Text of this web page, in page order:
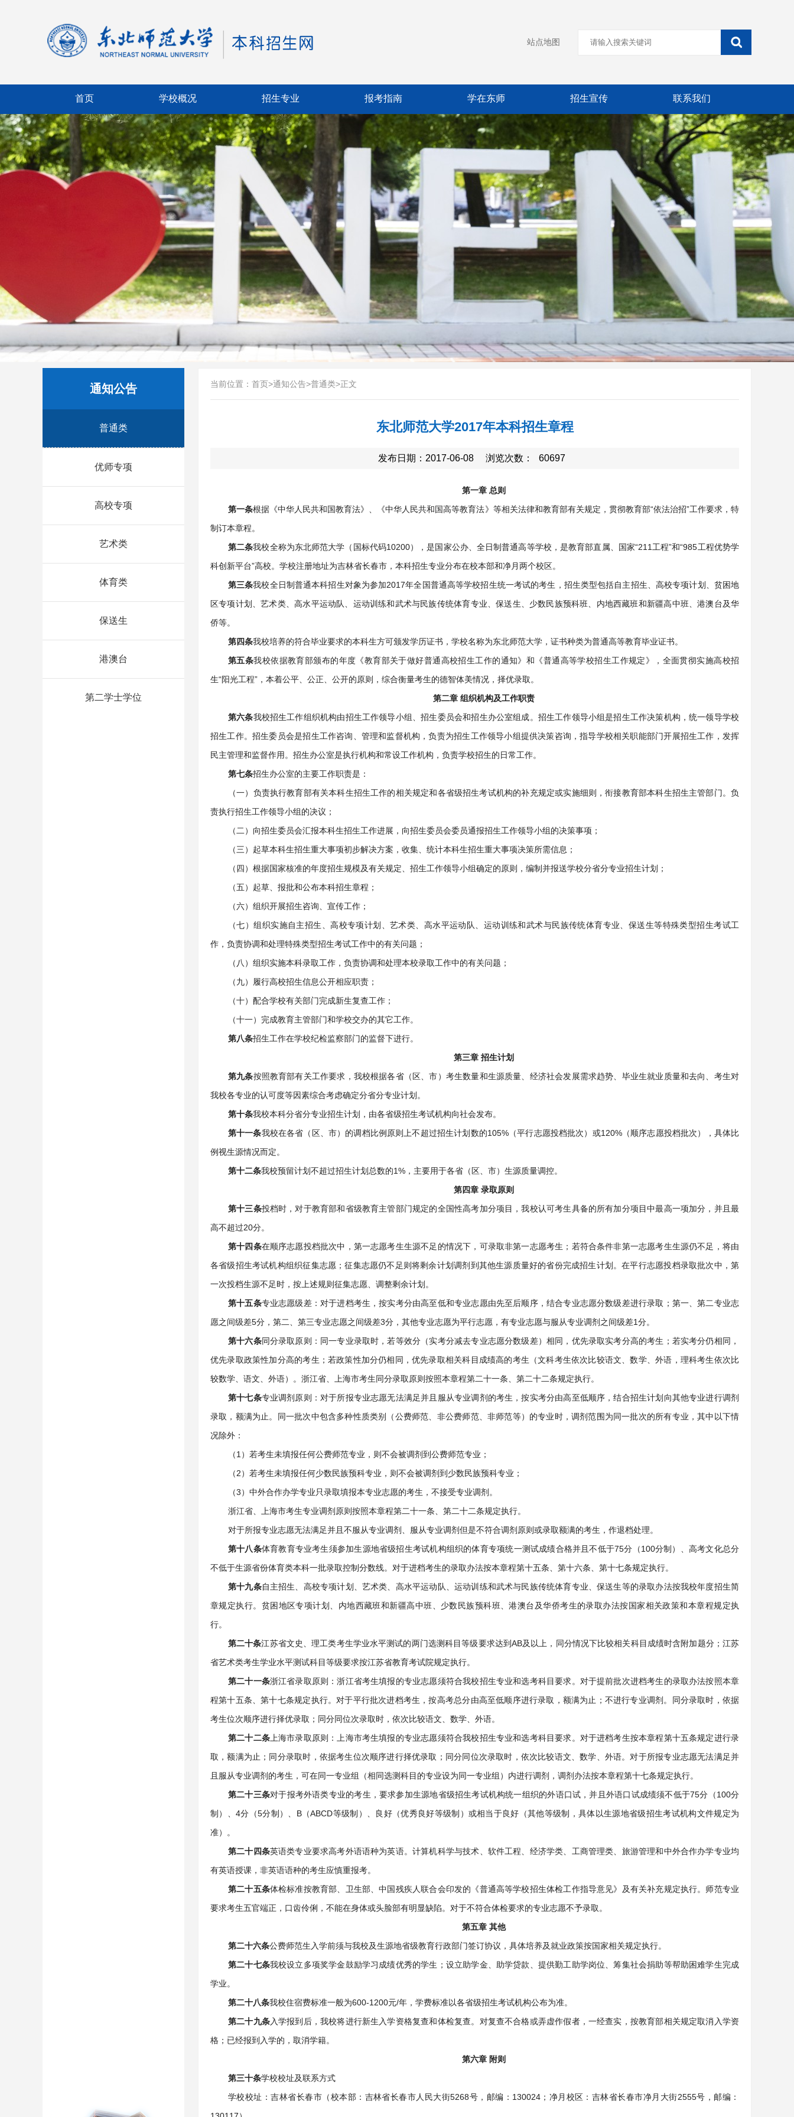
站点地图
首页 学校概况 招生专业 报考指南 学在东师 招生宣传 联系我们
通知公告
普通类
优师专项
高校专项
艺术类
体育类
保送生
港澳台
第二学士学位
当前位置： 首页>通知公告>普通类>正文
东北师范大学2017年本科招生章程
发布日期：2017-06-08 浏览次数： 60697
第一章 总则
第一条根据《中华人民共和国教育法》、《中华人民共和国高等教育法》等相关法律和教育部有关规定，贯彻教育部“依法治招”工作要求，特
制订本章程。
第二条我校全称为东北师范大学（国标代码10200），是国家公办、全日制普通高等学校，是教育部直属、国家“211工程”和“985工程优势学
科创新平台”高校。学校注册地址为吉林省长春市，本科招生专业分布在校本部和净月两个校区。
第三条我校全日制普通本科招生对象为参加2017年全国普通高等学校招生统一考试的考生，招生类型包括自主招生、高校专项计划、贫困地
区专项计划、艺术类、高水平运动队、运动训练和武术与民族传统体育专业、保送生、少数民族预科班、内地西藏班和新疆高中班、港澳台及华
侨等。
第四条我校培养的符合毕业要求的本科生方可颁发学历证书，学校名称为东北师范大学，证书种类为普通高等教育毕业证书。
第五条我校依据教育部颁布的年度《教育部关于做好普通高校招生工作的通知》和《普通高等学校招生工作规定》，全面贯彻实施高校招
生“阳光工程”，本着公平、公正、公开的原则，综合衡量考生的德智体美情况，择优录取。
第二章 组织机构及工作职责
第六条我校招生工作组织机构由招生工作领导小组、招生委员会和招生办公室组成。招生工作领导小组是招生工作决策机构，统一领导学校
招生工作。招生委员会是招生工作咨询、管理和监督机构，负责为招生工作领导小组提供决策咨询，指导学校相关职能部门开展招生工作，发挥
民主管理和监督作用。招生办公室是执行机构和常设工作机构，负责学校招生的日常工作。
第七条招生办公室的主要工作职责是：
（一）负责执行教育部有关本科生招生工作的相关规定和各省级招生考试机构的补充规定或实施细则，衔接教育部本科生招生主管部门。负
责执行招生工作领导小组的决议；
（二）向招生委员会汇报本科生招生工作进展，向招生委员会委员通报招生工作领导小组的决策事项；
（三）起草本科生招生重大事项初步解决方案，收集、统计本科生招生重大事项决策所需信息；
（四）根据国家核准的年度招生规模及有关规定、招生工作领导小组确定的原则，编制并报送学校分省分专业招生计划；
（五）起草、报批和公布本科招生章程；
（六）组织开展招生咨询、宣传工作；
（七）组织实施自主招生、高校专项计划、艺术类、高水平运动队、运动训练和武术与民族传统体育专业、保送生等特殊类型招生考试工
作，负责协调和处理特殊类型招生考试工作中的有关问题；
（八）组织实施本科录取工作，负责协调和处理本校录取工作中的有关问题；
（九）履行高校招生信息公开相应职责；
（十）配合学校有关部门完成新生复查工作；
（十一）完成教育主管部门和学校交办的其它工作。
第八条招生工作在学校纪检监察部门的监督下进行。
第三章 招生计划
第九条按照教育部有关工作要求，我校根据各省（区、市）考生数量和生源质量、经济社会发展需求趋势、毕业生就业质量和去向、考生对
我校各专业的认可度等因素综合考虑确定分省分专业计划。
第十条我校本科分省分专业招生计划，由各省级招生考试机构向社会发布。
第十一条我校在各省（区、市）的调档比例原则上不超过招生计划数的105%（平行志愿投档批次）或120%（顺序志愿投档批次），具体比
例视生源情况而定。
第十二条我校预留计划不超过招生计划总数的1%，主要用于各省（区、市）生源质量调控。
第四章 录取原则
第十三条投档时，对于教育部和省级教育主管部门规定的全国性高考加分项目，我校认可考生具备的所有加分项目中最高一项加分，并且最
高不超过20分。
第十四条在顺序志愿投档批次中，第一志愿考生生源不足的情况下，可录取非第一志愿考生；若符合条件非第一志愿考生生源仍不足，将由
各省级招生考试机构组织征集志愿；征集志愿仍不足则将剩余计划调剂到其他生源质量好的省份完成招生计划。在平行志愿投档录取批次中，第
一次投档生源不足时，按上述规则征集志愿、调整剩余计划。
第十五条专业志愿级差：对于进档考生，按实考分由高至低和专业志愿由先至后顺序，结合专业志愿分数级差进行录取；第一、第二专业志
愿之间级差5分，第二、第三专业志愿之间级差3分，其他专业志愿为平行志愿，有专业志愿与服从专业调剂之间级差1分。
第十六条同分录取原则：同一专业录取时，若等效分（实考分减去专业志愿分数级差）相同，优先录取实考分高的考生；若实考分仍相同，
优先录取政策性加分高的考生；若政策性加分仍相同，优先录取相关科目成绩高的考生（文科考生依次比较语文、数学、外语，理科考生依次比
较数学、语文、外语）。浙江省、上海市考生同分录取原则按照本章程第二十一条、第二十二条规定执行。
第十七条专业调剂原则：对于所报专业志愿无法满足并且服从专业调剂的考生，按实考分由高至低顺序，结合招生计划向其他专业进行调剂
录取，额满为止。同一批次中包含多种性质类别（公费师范、非公费师范、非师范等）的专业时，调剂范围为同一批次的所有专业，其中以下情
况除外：
（1）若考生未填报任何公费师范专业，则不会被调剂到公费师范专业；
（2）若考生未填报任何少数民族预科专业，则不会被调剂到少数民族预科专业；
（3）中外合作办学专业只录取填报本专业志愿的考生，不接受专业调剂。
浙江省、上海市考生专业调剂原则按照本章程第二十一条、第二十二条规定执行。
对于所报专业志愿无法满足并且不服从专业调剂、服从专业调剂但是不符合调剂原则或录取额满的考生，作退档处理。
第十八条体育教育专业考生须参加生源地省级招生考试机构组织的体育专项统一测试成绩合格并且不低于75分（100分制）、高考文化总分
不低于生源省份体育类本科一批录取控制分数线。对于进档考生的录取办法按本章程第十五条、第十六条、第十七条规定执行。
第十九条自主招生、高校专项计划、艺术类、高水平运动队、运动训练和武术与民族传统体育专业、保送生等的录取办法按我校年度招生简
章规定执行。贫困地区专项计划、内地西藏班和新疆高中班、少数民族预科班、港澳台及华侨考生的录取办法按国家相关政策和本章程规定执
行。
第二十条江苏省文史、理工类考生学业水平测试的两门选测科目等级要求达到AB及以上，同分情况下比较相关科目成绩时含附加题分；江苏
省艺术类考生学业水平测试科目等级要求按江苏省教育考试院规定执行。
第二十一条浙江省录取原则：浙江省考生填报的专业志愿须符合我校招生专业和选考科目要求。对于提前批次进档考生的录取办法按照本章
程第十五条、第十七条规定执行。对于平行批次进档考生，按高考总分由高至低顺序进行录取，额满为止；不进行专业调剂。同分录取时，依据
考生位次顺序进行择优录取；同分同位次录取时，依次比较语文、数学、外语。
第二十二条上海市录取原则：上海市考生填报的专业志愿须符合我校招生专业和选考科目要求。对于进档考生按本章程第十五条规定进行录
取，额满为止；同分录取时，依据考生位次顺序进行择优录取；同分同位次录取时，依次比较语文、数学、外语。对于所报专业志愿无法满足并
且服从专业调剂的考生，可在同一专业组（相同选测科目的专业设为同一专业组）内进行调剂，调剂办法按本章程第十七条规定执行。
第二十三条对于报考外语类专业的考生，要求参加生源地省级招生考试机构统一组织的外语口试，并且外语口试成绩须不低于75分（100分
制）、4分（5分制）、B（ABCD等级制）、良好（优秀良好等级制）或相当于良好（其他等级制，具体以生源地省级招生考试机构文件规定为
准）。
第二十四条英语类专业要求高考外语语种为英语。计算机科学与技术、软件工程、经济学类、工商管理类、旅游管理和中外合作办学专业均
有英语授课，非英语语种的考生应慎重报考。
第二十五条体检标准按教育部、卫生部、中国残疾人联合会印发的《普通高等学校招生体检工作指导意见》及有关补充规定执行。师范专业
要求考生五官端正，口齿伶俐，不能在身体或头脸部有明显缺陷。对于不符合体检要求的专业志愿不予录取。
第五章 其他
第二十六条公费师范生入学前须与我校及生源地省级教育行政部门签订协议，具体培养及就业政策按国家相关规定执行。
第二十七条我校设立多项奖学金鼓励学习成绩优秀的学生；设立助学金、助学贷款、提供勤工助学岗位、筹集社会捐助等帮助困难学生完成
学业。
第二十八条我校住宿费标准一般为600-1200元/年，学费标准以各省级招生考试机构公布为准。
第二十九条入学报到后，我校将进行新生入学资格复查和体检复查。对复查不合格或弄虚作假者，一经查实，按教育部相关规定取消入学资
格；已经报到入学的，取消学籍。
第六章 附则
第三十条学校校址及联系方式
学校校址：吉林省长春市（校本部：吉林省长春市人民大街5268号，邮编：130024；净月校区：吉林省长春市净月大街2555号，邮编：